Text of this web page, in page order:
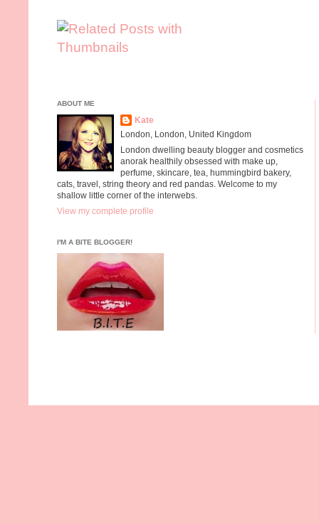
ABOUT ME
Kate
London, London, United Kingdom
London dwelling beauty blogger and cosmetics
anorak healthily obsessed with make up,
perfume, skincare, tea, hummingbird bakery,
cats, travel, string theory and red pandas. Welcome to my
shallow little corner of the interwebs.
View my complete profile
I'M A BITE BLOGGER!